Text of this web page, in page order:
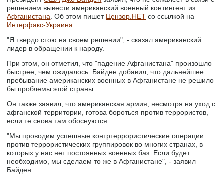
решением вывести американский военный контингент из
Афганистана. Об этом пишет Цензор.НЕТ со ссылкой на
Интерфакс-Украина.
"Я твердо стою на своем решении", - сказал американский
лидер в обращении к народу.
При этом, он отметил, что "падение Афганистана" произошло
быстрее, чем ожидалось. Байден добавил, что дальнейшее
пребывание американских военных в Афганистане не решило
бы проблемы этой страны.
Он также заявил, что американская армия, несмотря на уход с
афганской территории, готова бороться против террористов,
если те снова там обоснуются.
"Мы проводим успешные контртеррористические операции
против террористических группировок во многих странах, в
которых у нас нет постоянных военных баз. Если будет
необходимо, мы сделаем то же в Афганистане", - заявил
Байден.